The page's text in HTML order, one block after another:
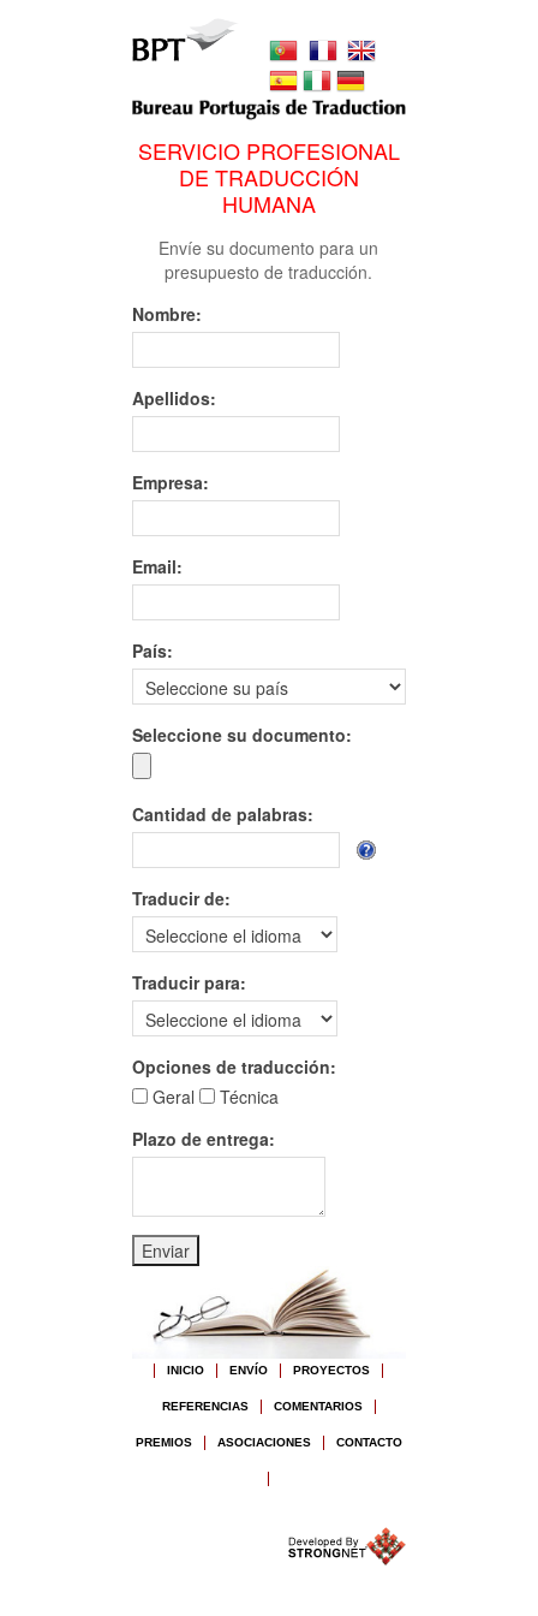
SERVICIO PROFESIONAL
DE TRADUCCIÓN
HUMANA
Envíe su documento para un
presupuesto de traducción.
Nombre:
Apellidos:
Empresa:
Email:
País:
Seleccione su documento:
Cantidad de palabras:
Traducir de:
Traducir para:
Opciones de traducción:
Geral
Técnica
Plazo de entrega:
INICIO ENVÍO PROYECTOS
REFERENCIAS COMENTARIOS
PREMIOS ASOCIACIONES CONTACTO